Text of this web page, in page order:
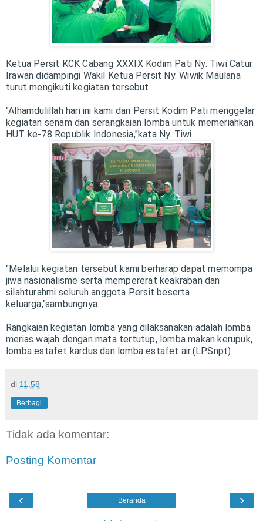
Ketua Persit KCK Cabang XXXIX Kodim Pati Ny. Tiwi Catur
Irawan didampingi Wakil Ketua Persit Ny. Wiwik Maulana
turut mengikuti kegiatan tersebut.
"Alhamdulillah hari ini kami dari Persit Kodim Pati menggelar
kegiatan senam dan serangkaian lomba untuk memeriahkan
HUT ke-78 Republik Indonesia,"kata Ny. Tiwi.
"Melalui kegiatan tersebut kami berharap dapat memompa
jiwa nasionalisme serta mempererat keakraban dan
silahturahmi seluruh anggota Persit beserta
keluarga,"sambungnya.
Rangkaian kegiatan lomba yang dilaksanakan adalah lomba
merias wajah dengan mata tertutup, lomba makan kerupuk,
lomba estafet kardus dan lomba estafet air.(LP.Snpt)
di 11.58
Berbagi
Tidak ada komentar:
Posting Komentar
‹ ›
Beranda